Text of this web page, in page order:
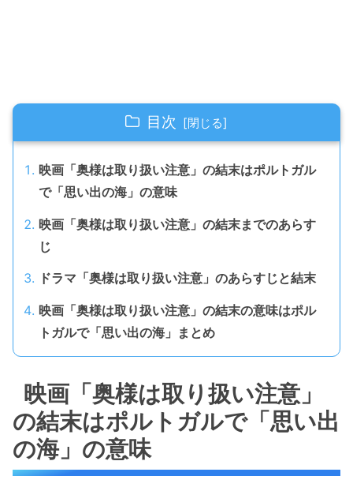
目次
映画「奥様は取り扱い注意」の結末はポルトガル
で「思い出の海」の意味
映画「奥様は取り扱い注意」の結末までのあらす
じ
ドラマ「奥様は取り扱い注意」のあらすじと結末
映画「奥様は取り扱い注意」の結末の意味はポル
トガルで「思い出の海」まとめ
映画「奥様は取り扱い注意」
の結末はポルトガルで「思い出
の海」の意味